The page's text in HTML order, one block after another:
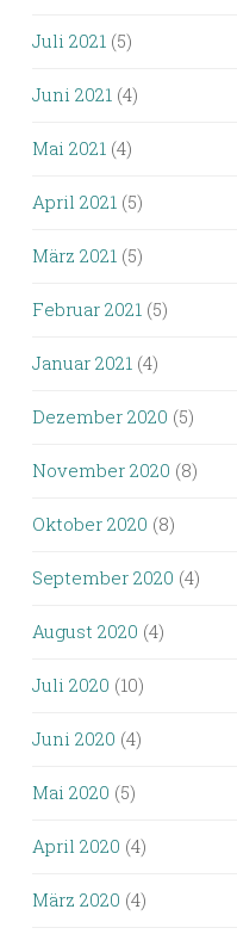
Juli 2021 (5)
Juni 2021 (4)
Mai 2021 (4)
April 2021 (5)
März 2021 (5)
Februar 2021 (5)
Januar 2021 (4)
Dezember 2020 (5)
November 2020 (8)
Oktober 2020 (8)
September 2020 (4)
August 2020 (4)
Juli 2020 (10)
Juni 2020 (4)
Mai 2020 (5)
April 2020 (4)
März 2020 (4)